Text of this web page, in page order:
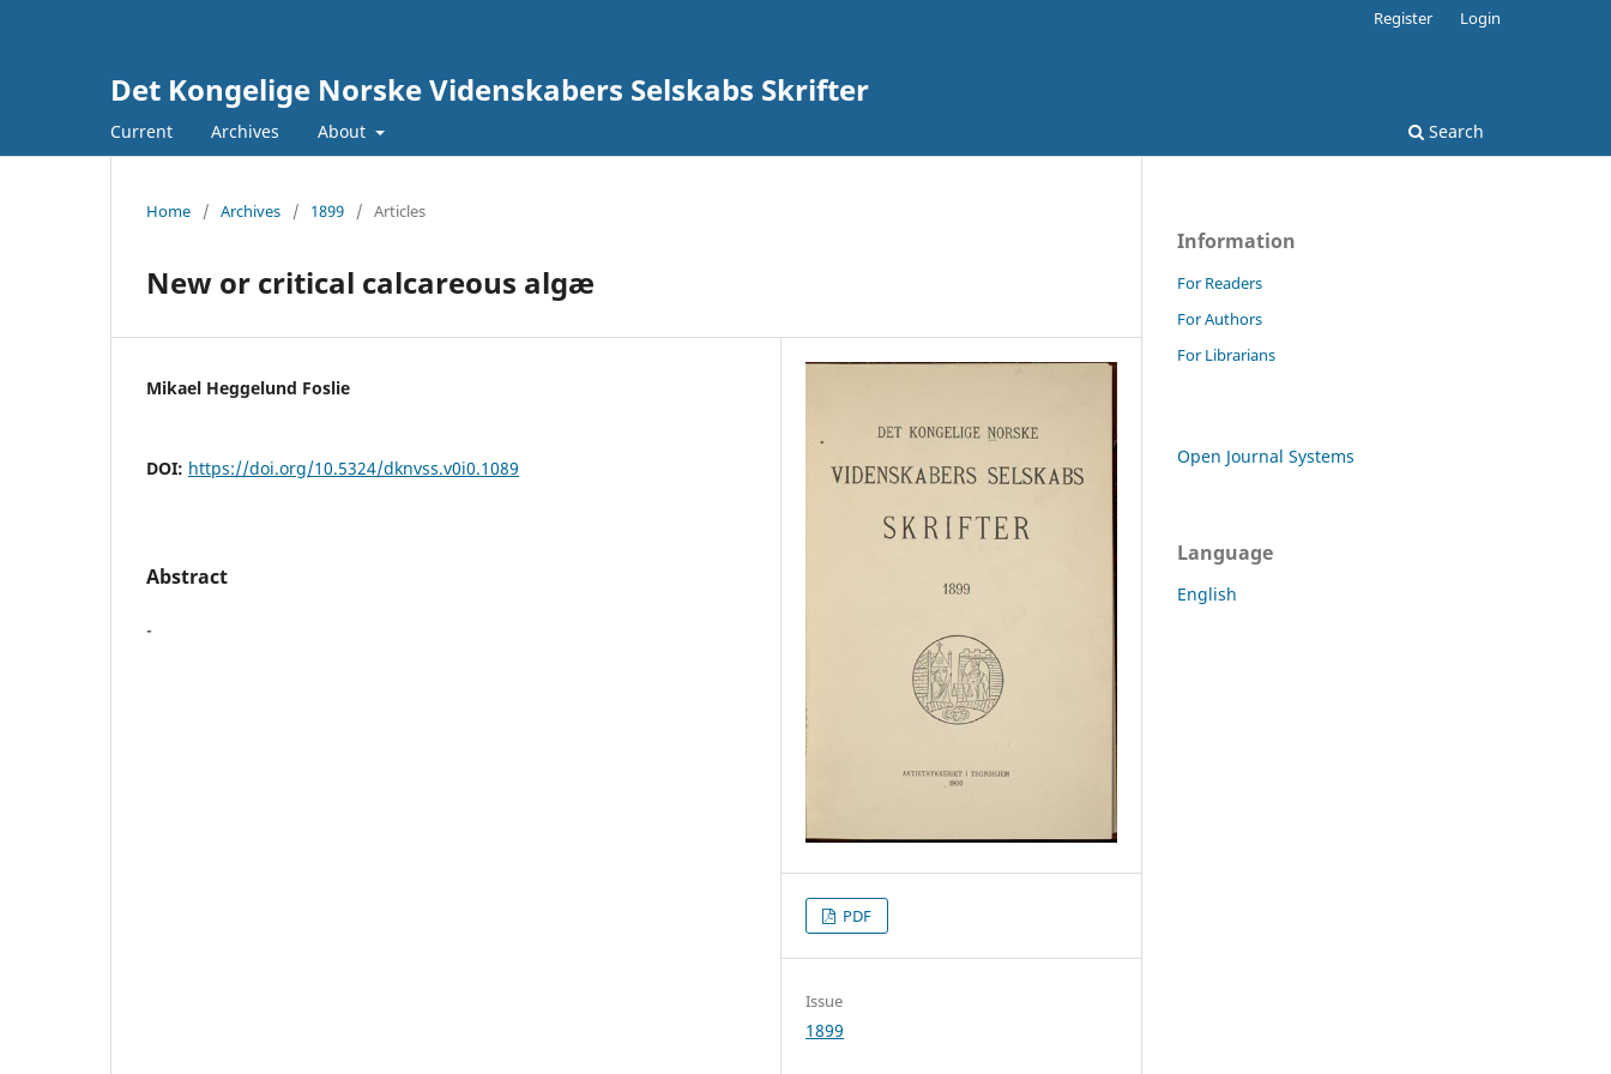
Det Kongelige Norske Videnskabers Selskabs Skrifter
Current Archives About Search
Register Login
Home / Archives / 1899 / Articles
New or critical calcareous algæ
Mikael Heggelund Foslie
DOI: https://doi.org/10.5324/dknvss.v0i0.1089
Abstract
-
PDF
Issue
1899
Information
For Readers
For Authors
For Librarians
Open Journal Systems
Language
English